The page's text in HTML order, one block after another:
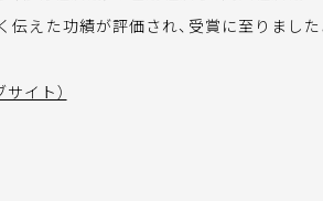
伝えた功績が評価され、受賞に至りました
イト）